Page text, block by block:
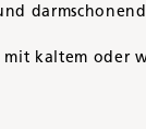
mit kaltem oder